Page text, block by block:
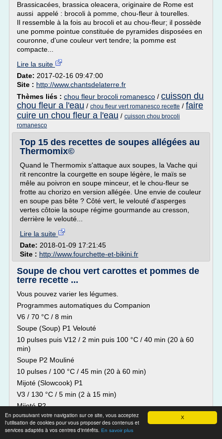
X
En poursuivant votre navigation sur ce site, vous acceptez
l'utilisation de cookies pour vous proposer des contenus et
services adaptés à vos centres d'intérêts. En savoir plus
Brassicacées, brassica oleacera, originaire de Rome est
aussi appelé : brocoli à pomme, chou-fleur à tourelles.
Il ressemble à la fois au brocoli et au chou-fleur; il possède
une pomme pointue constituée de pyramides disposées en
couronne, d'une couleur vert tendre; la pomme est
compacte...
Lire la suite
Date: 2017-02-16 09:47:00
Site : http://www.chantsdelaterre.fr
Thèmes liés : chou fleur brocoli romanesco / cuisson du
chou fleur a l'eau / chou fleur vert romanesco recette / faire
cuire un chou fleur a l'eau / cuisson chou brocoli
romanesco
Top 15 des recettes de soupes allégées au
Thermomix©
Quand le Thermomix s'attaque aux soupes, la Vache qui
rit rencontre la courgette en soupe légère, le maïs se
mêle au poivron en soupe minceur, et le chou-fleur se
frotte au chorizo en version allégée. Une envie de couleur
en soupe pas bête ? Côté vert, le velouté d'asperges
vertes côtoie la soupe régime gourmande au cresson,
derrière le velouté...
Lire la suite
Date: 2018-01-09 17:21:45
Site : http://www.fourchette-et-bikini.fr
Soupe de chou vert carottes et pommes de
terre recette ...
Vous pouvez varier les légumes.
Programmes automatiques du Companion
V6 / 70 °C / 8 min
Soupe (Soup) P1 Velouté
10 pulses puis V12 / 2 min puis 100 °C / 40 min (20 à 60
min)
Soupe P2 Mouliné
10 pulses / 100 °C / 45 min (20 à 60 min)
Mijoté (Slowcook) P1
V3 / 130 °C / 5 min (2 à 15 min)
Mijoté P2
V1 / 95 °C / 45 min (10 min à 2 h)
Mijoté P3